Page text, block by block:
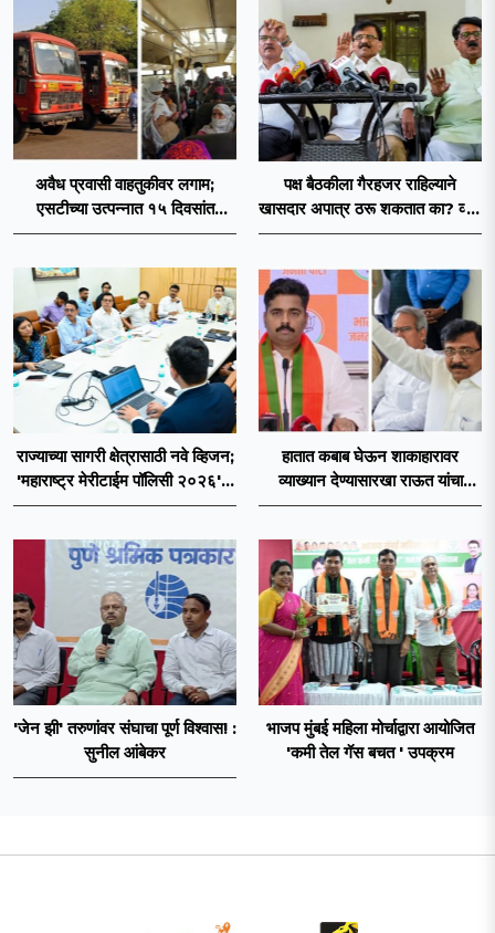
अवैध प्रवासी वाहतुकीवर लगाम;
एसटीच्या उत्पन्नात १५ दिवसांत
४३.८३ कोटींची वाढ!
पक्ष बैठकीला गैरहजर राहिल्याने
खासदार अपात्र ठरू शकतात का? व्हीप
आणि कायदा नेमकं काय सांगतो?
राज्याच्या सागरी क्षेत्रासाठी नवे व्हिजन;
'महाराष्ट्र मेरीटाईम पॉलिसी २०२६'चा
प्रस्ताव
हातात कबाब घेऊन शाकाहारावर
व्याख्यान देण्यासारखा राऊत यांचा
प्रयत्न - नवनाथ बन
'जेन झी' तरुणांवर संघाचा पूर्ण विश्वास! :
सुनील आंबेकर
भाजप मुंबई महिला मोर्चाद्वारा आयोजित
'कमी तेल गॅस बचत ' उपक्रम